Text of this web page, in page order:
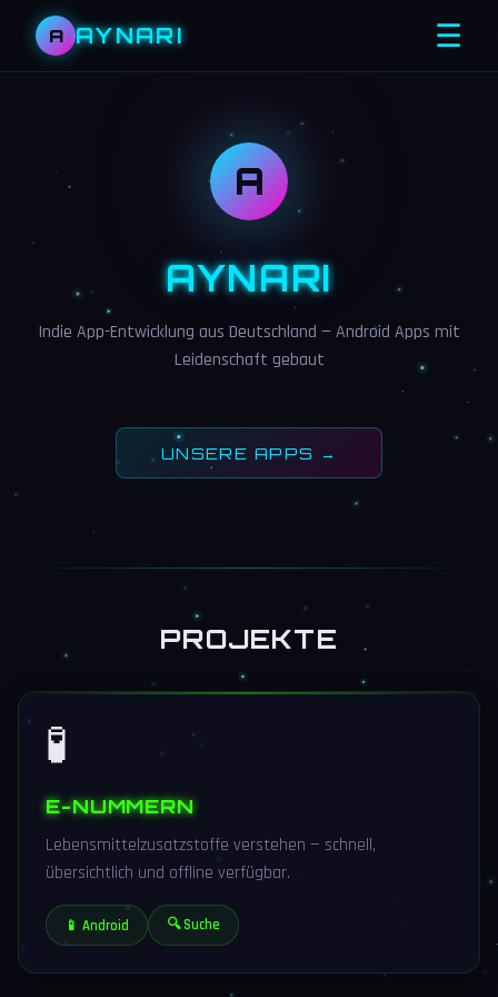
A AYNARI ☰
A
AYNARI
Indie App-Entwicklung aus Deutschland — Android Apps mit
Leidenschaft gebaut
UNSERE APPS →
PROJEKTE
🧪
E-NUMMERN
Lebensmittelzusatzstoffe verstehen — schnell,
übersichtlich und offline verfügbar.
📱 Android 🔍 Suche